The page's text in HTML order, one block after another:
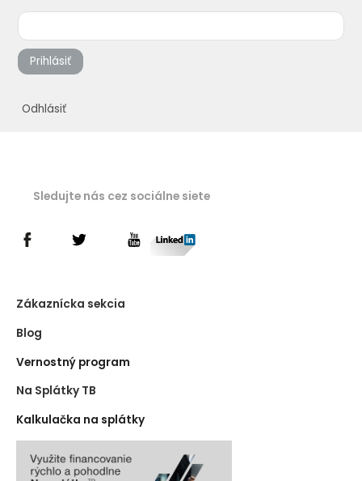
Prihlásiť
Odhlásiť
Sledujte nás cez sociálne siete
Zákaznícka sekcia
Blog
Vernostný program
Na Splátky TB
Kalkulačka na splátky